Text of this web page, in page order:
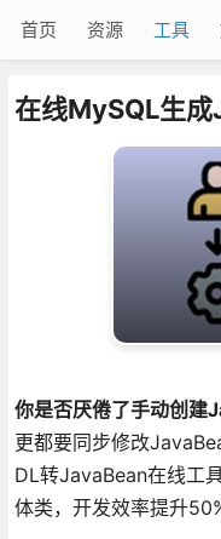
首页 资源 工具
在线MySQL生
你是否厌倦了手动创建
更都要同步修改
DL转JavaBean在线工
体类，开发效率提升